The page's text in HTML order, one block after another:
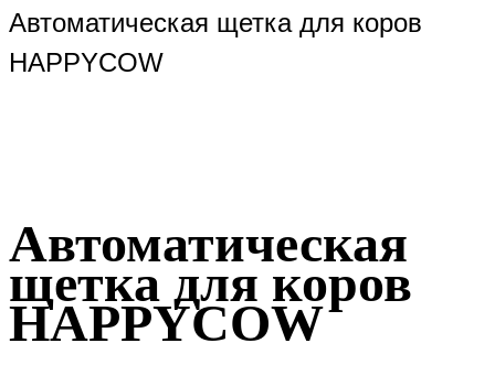
Автоматическая щетка для коров
HAPPYCOW
Автоматическая
щетка для коров
HAPPYCOW